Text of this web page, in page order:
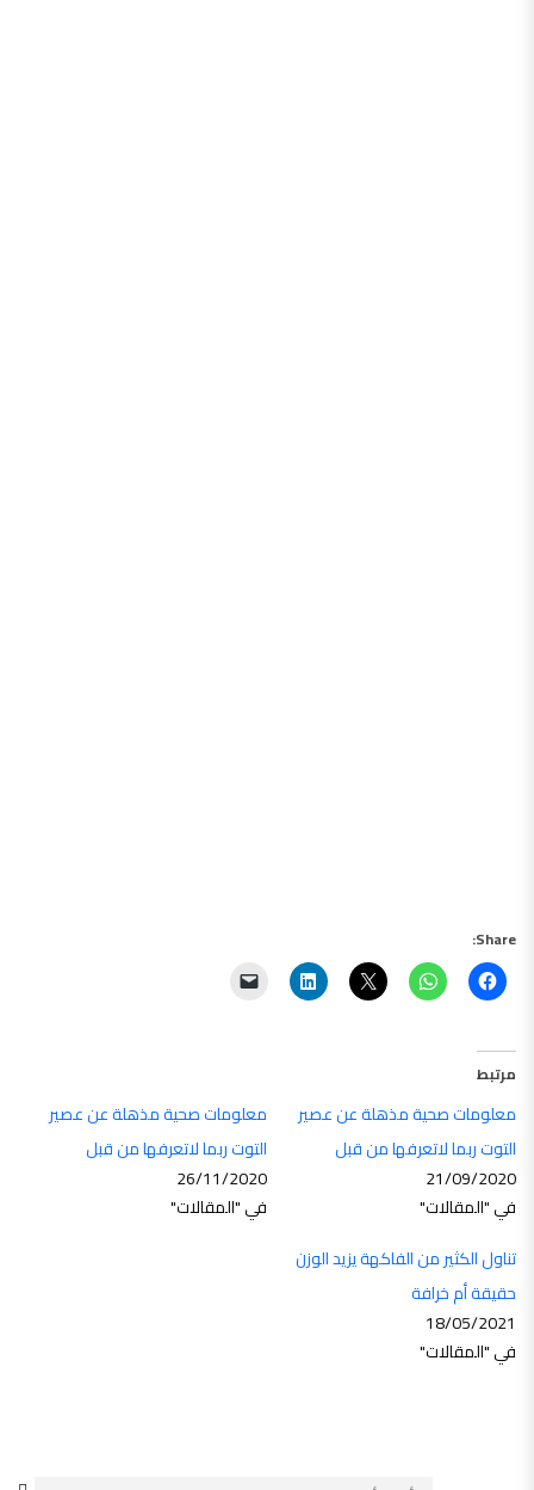
Share:
مرتبط
معلومات صحية مذهلة عن عصير
التوت ربما لاتعرفها من قبل
21/09/2020
في "المقالات"
معلومات صحية مذهلة عن عصير
التوت ربما لاتعرفها من قبل
26/11/2020
في "المقالات"
تناول الكثير من الفاكهة يزيد الوزن
حقيقة أم خرافة
18/05/2021
في "المقالات"